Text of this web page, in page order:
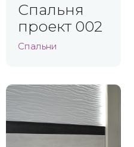
Спальня
проект 002
Спальни